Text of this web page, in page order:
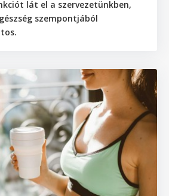
lát el a szervezetünkben,
szempontjából